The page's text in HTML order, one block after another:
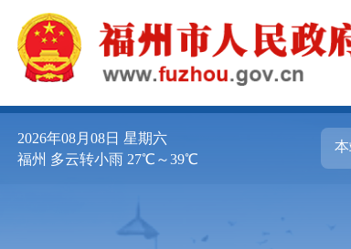
2026年08月08日 星期六
福州 多云转小雨 27℃～39℃